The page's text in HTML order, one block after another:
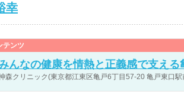
幸
テンツ
んなの健康を情熱と正義感で支え
森クリニック(東京都江東区亀戸6丁目57-20 亀戸東口